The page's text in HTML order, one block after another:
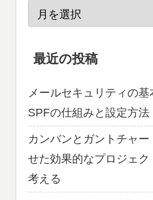
最近の投稿
メールセキュリティの基
SPFの仕組みと設定方法
カンバンとガントチャ
せた効果的なプロジェク
考える